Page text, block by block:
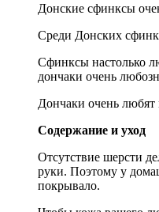
Донские сфинксы
Среди Донских
Сфинксы настолько
дончаки очень
Дончаки очень
Содержание и уход
Отсутствие шерсти
руки. Поэтому у
покрывало.